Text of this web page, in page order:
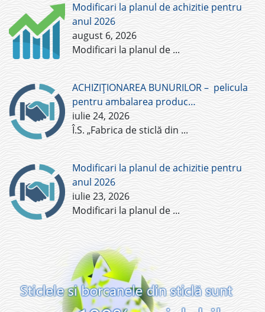
Modificari la planul de achizitie pentru
anul 2026
august 6, 2026
Modificari la planul de ...
ACHIZIȚIONAREA BUNURILOR – pelicula
pentru ambalarea produc…
iulie 24, 2026
Î.S. „Fabrica de sticlă din ...
Modificari la planul de achizitie pentru
anul 2026
iulie 23, 2026
Modificari la planul de ...